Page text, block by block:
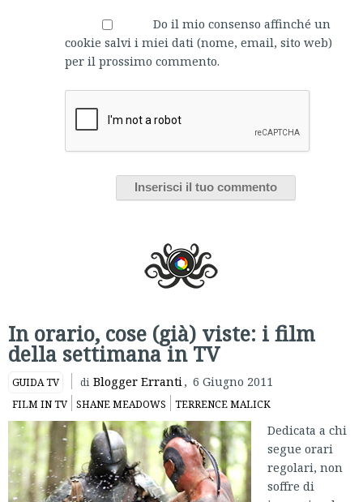
Do il mio consenso affinché un
cookie salvi i miei dati (nome, email, sito web)
per il prossimo commento.
In orario, cose (già) viste: i film
della settimana in TV
GUIDA TV di Blogger Erranti , 6 Giugno 2011
FILM IN TV SHANE MEADOWS TERRENCE MALICK
Dedicata a chi
segue orari
regolari, non
soffre di